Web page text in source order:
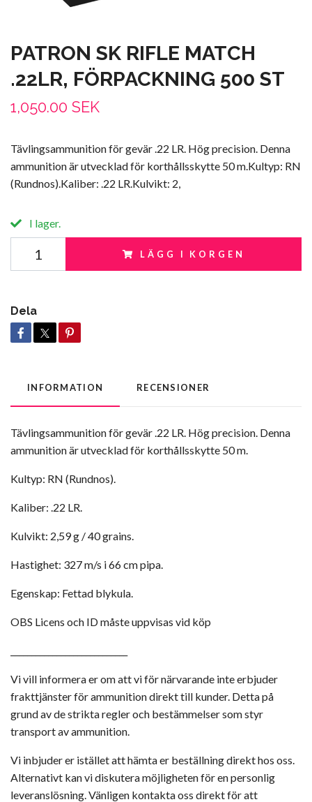
PATRON SK RIFLE MATCH
.22LR, FÖRPACKNING 500 ST
1,050.00 SEK
Tävlingsammunition för gevär .22 LR. Hög precision. Denna
ammunition är utvecklad för korthållsskytte 50 m.Kultyp: RN
(Rundnos).Kaliber: .22 LR.Kulvikt: 2,
I lager.
LÄGG I KORGEN
Dela
INFORMATION RECENSIONER
Tävlingsammunition för gevär .22 LR. Hög precision. Denna
ammunition är utvecklad för korthållsskytte 50 m.
Kultyp: RN (Rundnos).
Kaliber: .22 LR.
Kulvikt: 2,59 g / 40 grains.
Hastighet: 327 m/s i 66 cm pipa.
Egenskap: Fettad blykula.
OBS Licens och ID måste uppvisas vid köp
Vi vill informera er om att vi för närvarande inte erbjuder
frakttjänster för ammunition direkt till kunder. Detta på
grund av de strikta regler och bestämmelser som styr
transport av ammunition.
Vi inbjuder er istället att hämta er beställning direkt hos oss.
Alternativt kan vi diskutera möjligheten för en personlig
leveranslösning. Vänligen kontakta oss direkt för att